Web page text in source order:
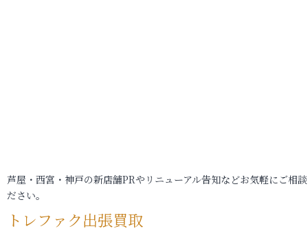
芦屋・西宮・神戸の新店舗PRやリニューアル告知などお気軽にご相
ださい。
トレファク出張買取